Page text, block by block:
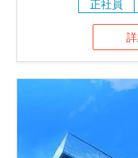
正社員